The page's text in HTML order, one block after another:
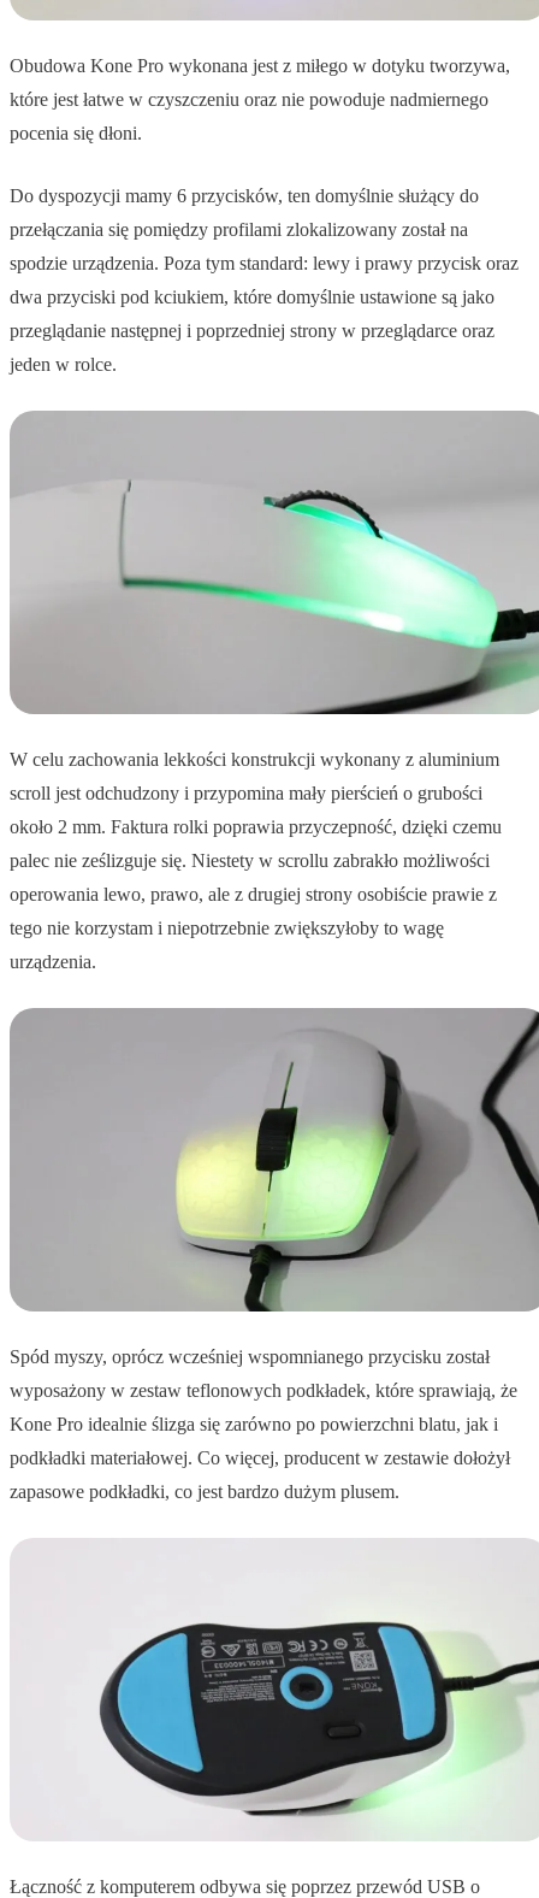
Obudowa Kone Pro wykonana jest z miłego w dotyku tworzywa,
które jest łatwe w czyszczeniu oraz nie powoduje nadmiernego
pocenia się dłoni.
Do dyspozycji mamy 6 przycisków, ten domyślnie służący do
przełączania się pomiędzy profilami zlokalizowany został na
spodzie urządzenia. Poza tym standard: lewy i prawy przycisk oraz
dwa przyciski pod kciukiem, które domyślnie ustawione są jako
przeglądanie następnej i poprzedniej strony w przeglądarce oraz
jeden w rolce.
W celu zachowania lekkości konstrukcji wykonany z aluminium
scroll jest odchudzony i przypomina mały pierścień o grubości
około 2 mm. Faktura rolki poprawia przyczepność, dzięki czemu
palec nie ześlizguje się. Niestety w scrollu zabrakło możliwości
operowania lewo, prawo, ale z drugiej strony osobiście prawie z
tego nie korzystam i niepotrzebnie zwiększyłoby to wagę
urządzenia.
Spód myszy, oprócz wcześniej wspomnianego przycisku został
wyposażony w zestaw teflonowych podkładek, które sprawiają, że
Kone Pro idealnie ślizga się zarówno po powierzchni blatu, jak i
podkładki materiałowej. Co więcej, producent w zestawie dołożył
zapasowe podkładki, co jest bardzo dużym plusem.
Łączność z komputerem odbywa się poprzez przewód USB o